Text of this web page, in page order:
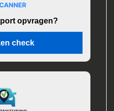
opvragen?
check